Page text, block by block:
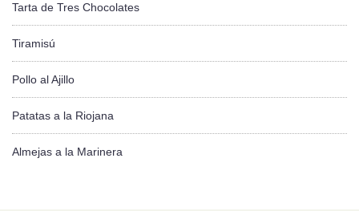
Tarta de Tres Chocolates
Tiramisú
Pollo al Ajillo
Patatas a la Riojana
Almejas a la Marinera